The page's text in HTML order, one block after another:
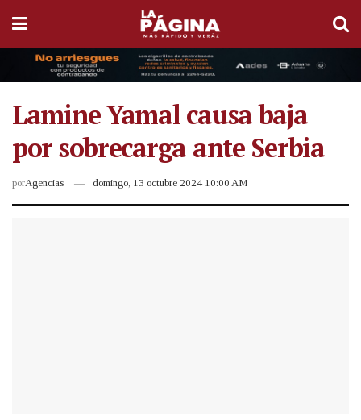
Lamine Yamal causa baja
por sobrecarga ante Serbia
porAgencias domingo, 13 octubre 2024 10:00 AM